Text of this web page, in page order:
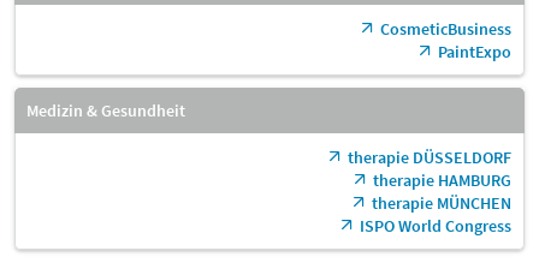
CosmeticBusiness
PaintExpo
Medizin & Gesundheit
therapie DÜSSELDORF
therapie HAMBURG
therapie MÜNCHEN
ISPO World Congress